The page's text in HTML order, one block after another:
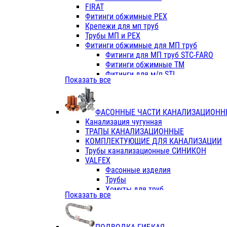
Фитинги ПП белые
Фитинги ПП белые
Фитинги ППс металл.белые
VALFEX
Трубы PE-RT
Трубы ПП водопровод белые
Трубы ПП водопровод серые
Трубы армированные
Трубы армированные
Фитинги с металл. серые
Фитинги ПП (серые)
Фитинги ПП белые
Краны
Фитинги ПП (белые)
Фитинги ПП с металлом белые
ПК КОНТУР
Краны полипропиленовые
Трубы полипропиленивые
FIRAT
Фитинги обжимные PEX
Крепежи для мп труб
Трубы МП и PEX
Фитинги обжимные для МП труб
Фитинги для МП труб STC-FARO
Фитинги обжимные ТМ
Фитинги для м/п STI
Фитинги для МП труб TITAN
TK
VALFEX
Показать все
ФАСОННЫЕ ЧАСТИ
Канализация чугунная
ТРАПЫ КАНАЛИЗАЦИОННЫЕ
КОМПЛЕКТУЮЩИЕ ДЛЯ КАНАЛИЗАЦИИ
Трубы канализационные СИНИКОН
VALFEX
Фасонные изделия
Трубы
Хомуты для труб
ПВХ (стройполимер)
Показать все